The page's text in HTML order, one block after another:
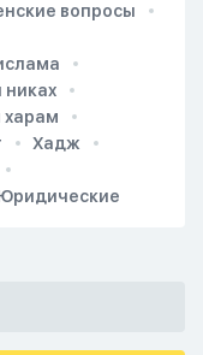
вопросы
харам
Хадж